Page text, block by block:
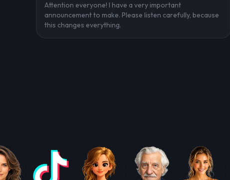
Attention everyone! I have a very important
announcement to make. Please listen carefully, because
this changes everything.